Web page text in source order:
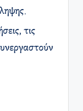
τις